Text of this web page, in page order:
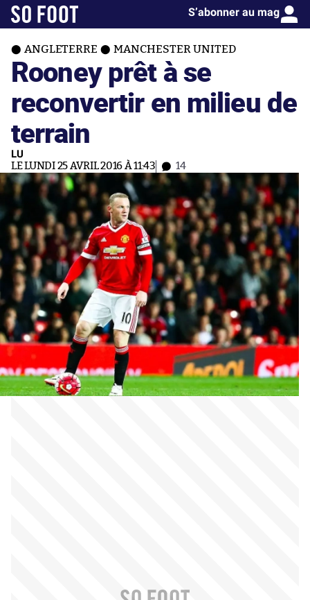
S’abonner au mag
ANGLETERRE MANCHESTER UNITED
Rooney prêt à se
reconvertir en milieu de
terrain
LU
LE LUNDI 25 AVRIL 2016 À 11:43 14